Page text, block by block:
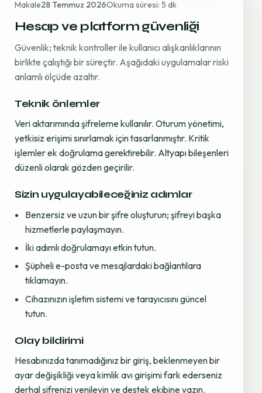
Makale28 Temmuz 2026Okuma süresi: 5 dk
Hesap ve platform güvenliği
Güvenlik; teknik kontroller ile kullanıcı alışkanlıklarının
birlikte çalıştığı bir süreçtir. Aşağıdaki uygulamalar riski
anlamlı ölçüde azaltır.
Teknik önlemler
Veri aktarımında şifreleme kullanılır. Oturum yönetimi,
yetkisiz erişimi sınırlamak için tasarlanmıştır. Kritik
işlemler ek doğrulama gerektirebilir. Altyapı bileşenleri
düzenli olarak gözden geçirilir.
Sizin uygulayabileceğiniz adımlar
Benzersiz ve uzun bir şifre oluşturun; şifreyi başka
hizmetlerle paylaşmayın.
İki adımlı doğrulamayı etkin tutun.
Şüpheli e-posta ve mesajlardaki bağlantılara
tıklamayın.
Cihazınızın işletim sistemi ve tarayıcısını güncel
tutun.
Olay bildirimi
Hesabınızda tanımadığınız bir giriş, beklenmeyen bir
ayar değişikliği veya kimlik avı girişimi fark ederseniz
derhal şifrenizi yenileyin ve destek ekibine yazın.